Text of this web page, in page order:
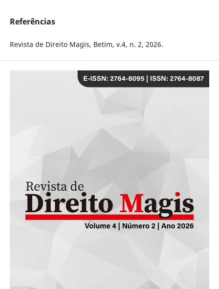
Referências
Revista de Direito Magis, Betim, v.4, n. 2, 2026.